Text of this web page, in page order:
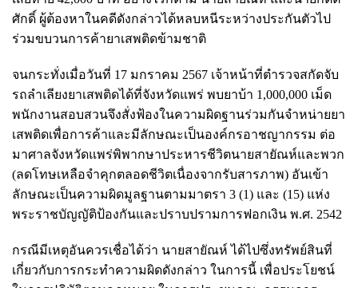
ศักดิ์ ผู้ต้องหาในคดีดังกล่าวได้หลบหนีระหว่างประกันตัวไป
ร่วมขบวนการค้ายาเสพติดข้ามชาติ
จนกระทั่งเมื่อวันที่ 17 มกราคม 2567 เจ้าหน้าที่ตำรวจสกัดจับ
รถลำเลียงยาเสพติดได้ที่จังหวัดแพร่ พบยาบ้า 1,000,000 เม็ด
พนักงานสอบสวนจึงสั่งฟ้องในความผิดฐานร่วมกันจำหน่ายยา
เสพติดเพื่อการค้าและมีลักษณะเป็นองค์กรอาชญากรรม ต่อ
มาศาลจังหวัดแพร่พิพากษาประหารชีวิตนายสายัณห์และพวก
(ลดโทษเหลือจำคุกตลอดชีวิตเนื่องจากรับสารภาพ) อันเข้า
ลักษณะเป็นความผิดมูลฐานตามมาตรา 3 (1) และ (15) แห่ง
พระราชบัญญัติป้องกันและปราบปรามการฟอกเงิน พ.ศ. 2542
กรณีมีเหตุอันควรเชื่อได้ว่า นายสายัณห์ ได้ไปซึ่งทรัพย์สินที่
เกี่ยวกับการกระทำความผิดดังกล่าว ในการนี้ เพื่อประโยชน์